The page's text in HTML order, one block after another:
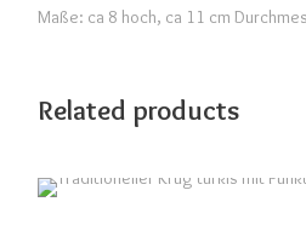
Maße: ca 8 hoch, ca 11 cm
Related products